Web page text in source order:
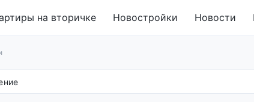
на вторичке Новостройки Новости